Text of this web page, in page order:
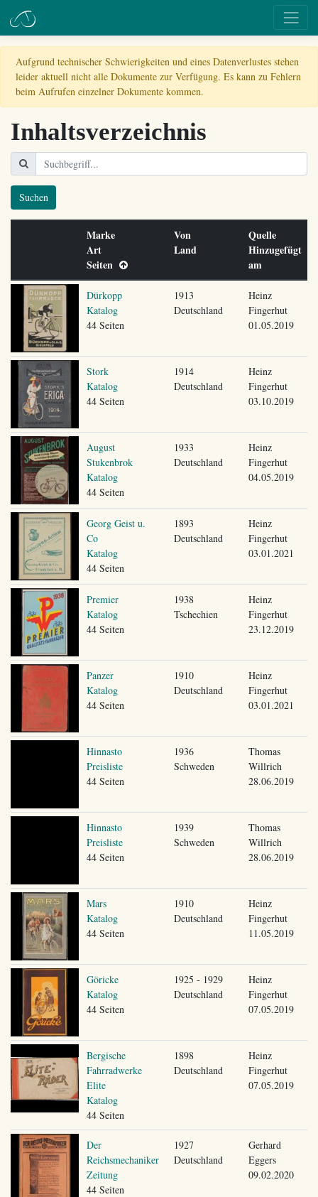
Aufgrund technischer Schwierigkeiten und eines Datenverlustes stehen
leider aktuell nicht alle Dokumente zur Verfügung. Es kann zu Fehlern
beim Aufrufen einzelner Dokumente kommen.
Inhaltsverzeichnis
Suchen
Marke
Art
Seiten
Von
Land
Quelle
Hinzugefügt
am
Dürkopp
Katalog
44 Seiten
1913
Deutschland
Heinz
Fingerhut
01.05.2019
Stork
Katalog
44 Seiten
1914
Deutschland
Heinz
Fingerhut
03.10.2019
August
Stukenbrok
Katalog
44 Seiten
1933
Deutschland
Heinz
Fingerhut
04.05.2019
Georg Geist u.
Co
Katalog
44 Seiten
1893
Deutschland
Heinz
Fingerhut
03.01.2021
Premier
Katalog
44 Seiten
1938
Tschechien
Heinz
Fingerhut
23.12.2019
Panzer
Katalog
44 Seiten
1910
Deutschland
Heinz
Fingerhut
03.01.2021
Hinnasto
Preisliste
44 Seiten
1936
Schweden
Thomas
Willrich
28.06.2019
Hinnasto
Preisliste
44 Seiten
1939
Schweden
Thomas
Willrich
28.06.2019
Mars
Katalog
44 Seiten
1910
Deutschland
Heinz
Fingerhut
11.05.2019
Göricke
Katalog
44 Seiten
1925 - 1929
Deutschland
Heinz
Fingerhut
07.05.2019
Bergische
Fahrradwerke
Elite
Katalog
44 Seiten
1898
Deutschland
Heinz
Fingerhut
07.05.2019
Der
Reichsmechaniker
Zeitung
44 Seiten
1927
Deutschland
Gerhard
Eggers
09.02.2020